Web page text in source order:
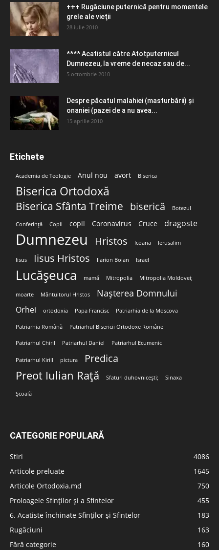
+++ Rugăciune puternică pentru momentele
grele ale vieţii
28 iulie 2010
**** Acatistul către Atotputernicul
Dumnezeu, la vreme de necaz sau de...
5 octombrie 2010
Despre păcatul malahiei (masturbării) şi
onaniei (pazei de a nu avea...
15 aprilie 2010
Etichete
Academia de Teologie Anul nou avort Biserica
Biserica Ortodoxă
Biserica Sfânta Treime biserică Botezul
Conferință Copii copil Coronavirus Cruce dragoste
Dumnezeu Hristos Icoana Ierusalim
Iisus Iisus Hristos Ilarion Boian Israel
Lucășeuca mamă Mitropolia Mitropolia Moldovei;
moarte Mântuitorul Hristos Nașterea Domnului
Orhei ortodoxia Papa Francisc Patriarhia de la Moscova
Patriarhia Română Patriarhul Bisericii Ortodoxe Române
Patriarhul Chiril Patriarhul Daniel Patriarhul Ecumenic
Patriarhul Kirill pictura Predica
Preot Iulian Rață Sfaturi duhovnicești; Sinaxa
Școală
CATEGORIE POPULARĂ
Stiri
4086
Articole preluate
1645
Articole Ortodoxia.md
750
Proloagele Sfinților și a Sfintelor
455
6. Acatiste închinate Sfinților și Sfintelor
183
Rugăciuni
163
Fără categorie
160